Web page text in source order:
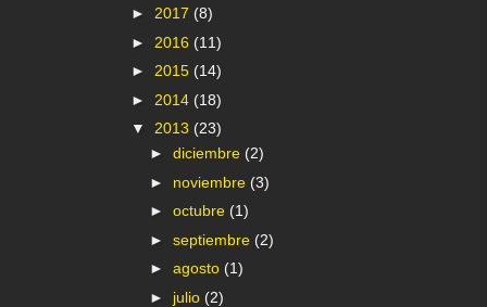
► 2017 (8)
► 2016 (11)
► 2015 (14)
► 2014 (18)
▼ 2013 (23)
► diciembre (2)
► noviembre (3)
► octubre (1)
► septiembre (2)
► agosto (1)
► julio (2)